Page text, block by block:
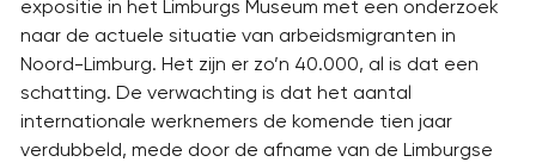
expositie in het Limburgs Museum met een onderzoek
naar de actuele situatie van arbeidsmigranten in
Noord-Limburg. Het zijn er zo’n 40.000, al is dat een
schatting. De verwachting is dat het aantal
internationale werknemers de komende tien jaar
verdubbeld, mede door de afname van de Limburgse